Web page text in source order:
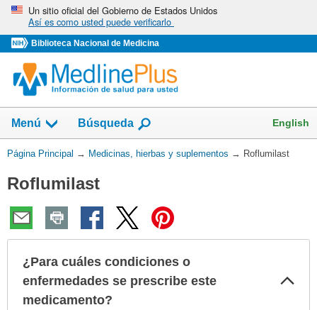
Omita
vaya
al
Contenido
Un sitio oficial del Gobierno de Estados Unidos
Así es como usted puede verificarlo
Biblioteca Nacional de Medicina
Menú
Mostrar
campo
de
Búsqueda English
Usted
aquí:
Página Principal → Medicinas, hierbas y suplementos → Roflumilast
Roflumilast
¿Para cuáles condiciones o
enfermedades se prescribe este
medicamento?